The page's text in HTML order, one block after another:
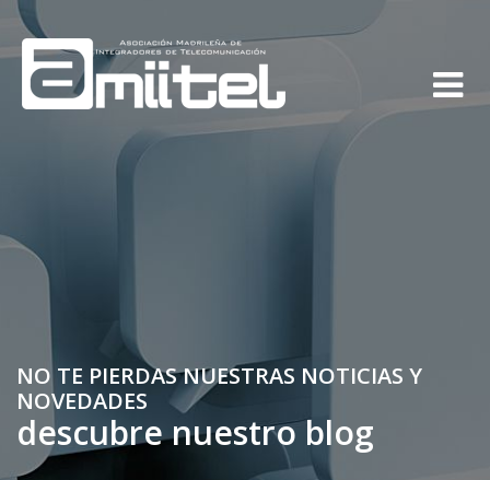
NO TE PIERDAS NUESTRAS NOTICIAS Y
NOVEDADES
descubre nuestro blog